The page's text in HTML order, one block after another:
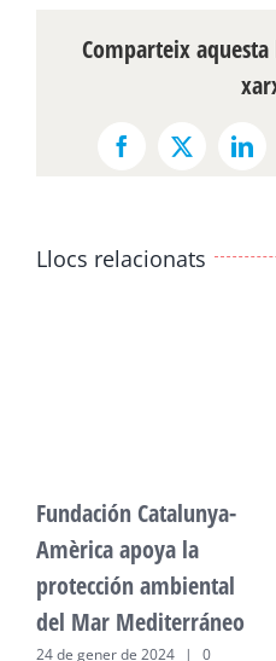
Comparteix
Facebook
X
Llocs relacionats
Fundación Catalunya-
Amèrica apoya la
protección ambiental
del Mar Mediterráneo
24 de gener de 2024 |
0